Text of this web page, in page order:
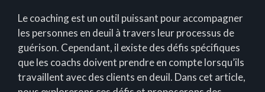
Le coaching est un outil puissant pour accompagner
les personnes en deuil à travers leur processus de
guérison. Cependant, il existe des défis spécifiques
que les coachs doivent prendre en compte lorsqu’ils
travaillent avec des clients en deuil. Dans cet article,